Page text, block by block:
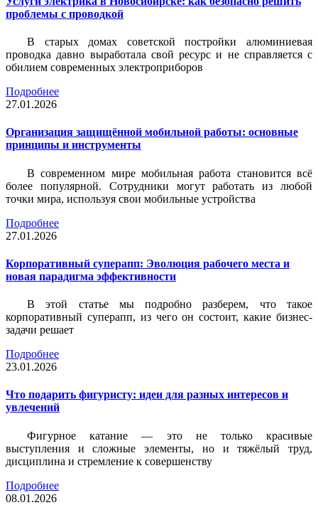
проблемы с проводкой
В старых домах советской постройки алюминиевая
проводка давно выработала свой ресурс и не справляется с
обилием современных электроприборов
Подробнее
27.01.2026
Организация защищённой мобильной работы: основные
принципы и инструменты
В современном мире мобильная работа становится всё
более популярной. Сотрудники могут работать из любой
точки мира, используя свои мобильные устройства
Подробнее
27.01.2026
Корпоративный суперапп: Эволюция рабочего места и
новая парадигма эффективности
В этой статье мы подробно разберем, что такое
корпоративный суперапп, из чего он состоит, какие бизнес-
задачи решает
Подробнее
23.01.2026
Что подарить фигуристу: идеи для разных интересов и
увлечений
Фигурное катание — это не только красивые
выступления и сложные элементы, но и тяжёлый труд,
дисциплина и стремление к совершенству
Подробнее
08.01.2026